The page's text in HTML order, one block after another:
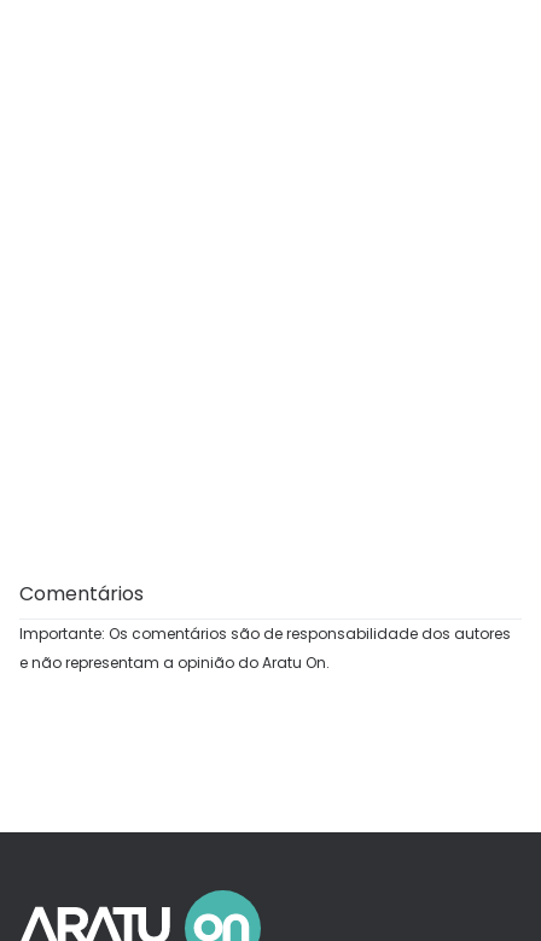
Comentários
Importante: Os comentários são de responsabilidade dos autores
e não representam a opinião do Aratu On.